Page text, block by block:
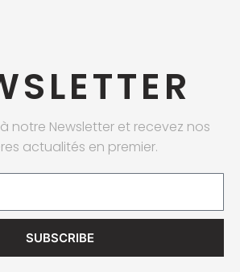
notre Newsletter et recevez nos
actualités en premier.
SUBSCRIBE